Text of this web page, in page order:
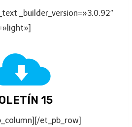
_builder_version=»3.0.92″
15
et_pb_row]